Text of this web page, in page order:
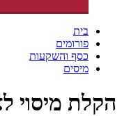
בית
פורומים
כסף והשקעות
מיסים
הקלת מיסוי לא צפויה